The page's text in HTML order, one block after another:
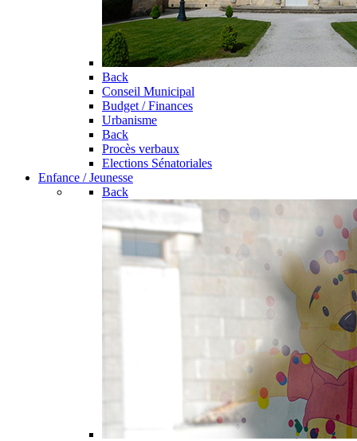
Back
Conseil Municipal
Budget / Finances
Urbanisme
Back
Procès verbaux
Elections Sénatoriales
Enfance / Jeunesse
Back